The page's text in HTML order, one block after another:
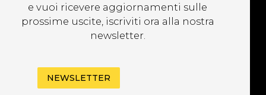
e vuoi ricevere aggiornamenti sulle
prossime uscite, iscriviti ora alla nostra
newsletter.
NEWSLETTER